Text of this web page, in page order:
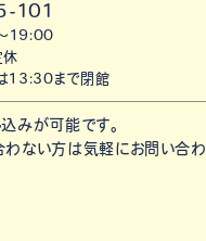
101
19:00
休
13:30まで閉館
みが可能です。
ない方は気軽にお問い合わ